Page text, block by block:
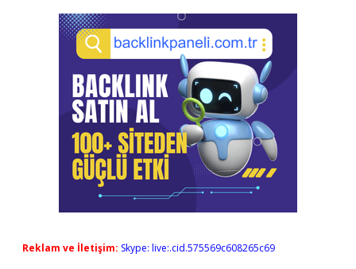
Reklam ve İletişim: Skype: live:.cid.575569c608265c69